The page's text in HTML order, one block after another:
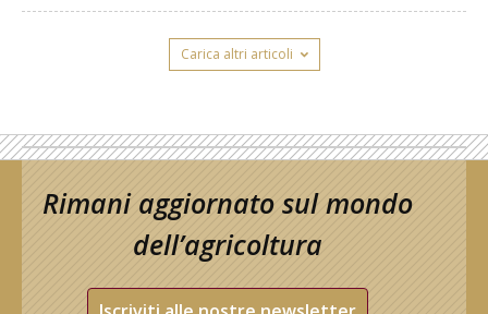
Carica altri articoli
Rimani aggiornato sul mondo
dell’agricoltura